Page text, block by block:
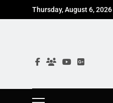
to
Thursday, August 6, 2026